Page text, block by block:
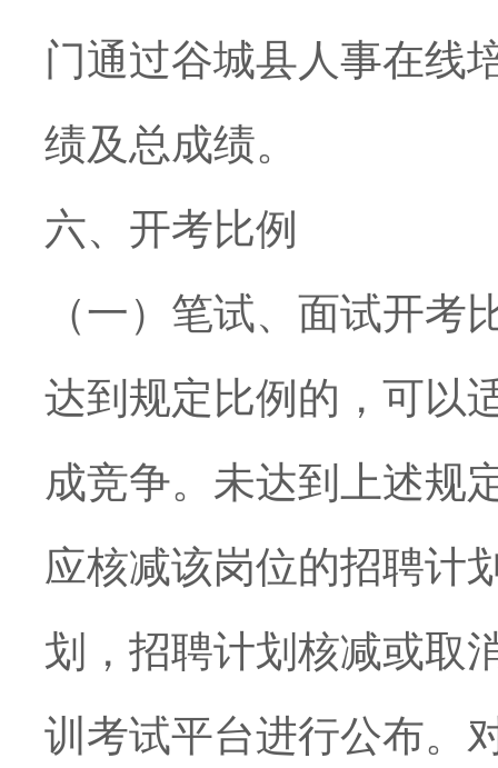
门通过谷城县人事在线
绩及总成绩。
六、开考比例
（一）笔试、面试开考
达到规定比例的，可以
成竞争。未达到上述规
应核减该岗位的招聘计
划，招聘计划核减或取
训考试平台进行公布。